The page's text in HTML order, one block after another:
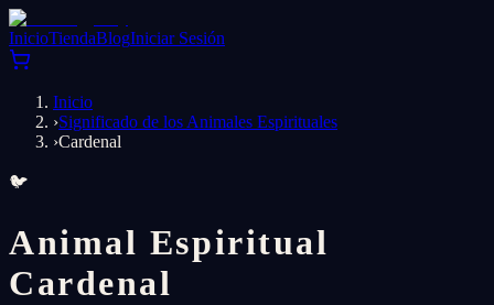
InicioTiendaBlogIniciar Sesión
Inicio
›Significado de los Animales Espirituales
›Cardenal
🐦
Animal Espiritual
Cardenal